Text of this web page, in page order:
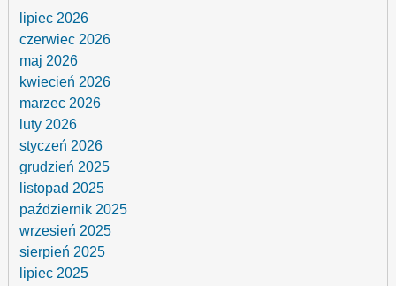
lipiec 2026
czerwiec 2026
maj 2026
kwiecień 2026
marzec 2026
luty 2026
styczeń 2026
grudzień 2025
listopad 2025
październik 2025
wrzesień 2025
sierpień 2025
lipiec 2025